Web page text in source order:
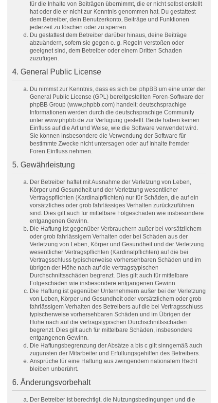
für die Inhalte von Beiträgen übernimmt, die er nicht selbst erstellt
hat oder die er nicht zur Kenntnis genommen hat. Du gestattest
dem Betreiber, dein Benutzerkonto, Beiträge und Funktionen
jederzeit zu löschen oder zu sperren.
Du gestattest dem Betreiber darüber hinaus, deine Beiträge
abzuändern, sofern sie gegen o. g. Regeln verstoßen oder
geeignet sind, dem Betreiber oder einem Dritten Schaden
zuzufügen.
4. General Public License
Du nimmst zur Kenntnis, dass es sich bei phpBB um eine unter der
General Public License (GPL) bereitgestellten Foren-Software der
phpBB Group (www.phpbb.com) handelt; deutschsprachige
Informationen werden durch die deutschsprachige Community
unter www.phpbb.de zur Verfügung gestellt. Beide haben keinen
Einfluss auf die Art und Weise, wie die Software verwendet wird.
Sie können insbesondere die Verwendung der Software für
bestimmte Zwecke nicht untersagen oder auf Inhalte fremder
Foren Einfluss nehmen.
5. Gewährleistung
Der Betreiber haftet mit Ausnahme der Verletzung von Leben,
Körper und Gesundheit und der Verletzung wesentlicher
Vertragspflichten (Kardinalpflichten) nur für Schäden, die auf ein
vorsätzliches oder grob fahrlässiges Verhalten zurückzuführen
sind. Dies gilt auch für mittelbare Folgeschäden wie insbesondere
entgangenen Gewinn.
Die Haftung ist gegenüber Verbrauchern außer bei vorsätzlichem
oder grob fahrlässigem Verhalten oder bei Schäden aus der
Verletzung von Leben, Körper und Gesundheit und der Verletzung
wesentlicher Vertragspflichten (Kardinalpflichten) auf die bei
Vertragsschluss typischerweise vorhersehbaren Schäden und im
übrigen der Höhe nach auf die vertragstypischen
Durchschnittsschäden begrenzt. Dies gilt auch für mittelbare
Folgeschäden wie insbesondere entgangenen Gewinn.
Die Haftung ist gegenüber Unternehmern außer bei der Verletzung
von Leben, Körper und Gesundheit oder vorsätzlichem oder grob
fahrlässigem Verhalten des Betreibers auf die bei Vertragsschluss
typischerweise vorhersehbaren Schäden und im Übrigen der
Höhe nach auf die vertragstypischen Durchschnittsschäden
begrenzt. Dies gilt auch für mittelbare Schäden, insbesondere
entgangenen Gewinn.
Die Haftungsbegrenzung der Absätze a bis c gilt sinngemäß auch
zugunsten der Mitarbeiter und Erfüllungsgehilfen des Betreibers.
Ansprüche für eine Haftung aus zwingendem nationalem Recht
bleiben unberührt.
6. Änderungsvorbehalt
Der Betreiber ist berechtigt, die Nutzungsbedingungen und die